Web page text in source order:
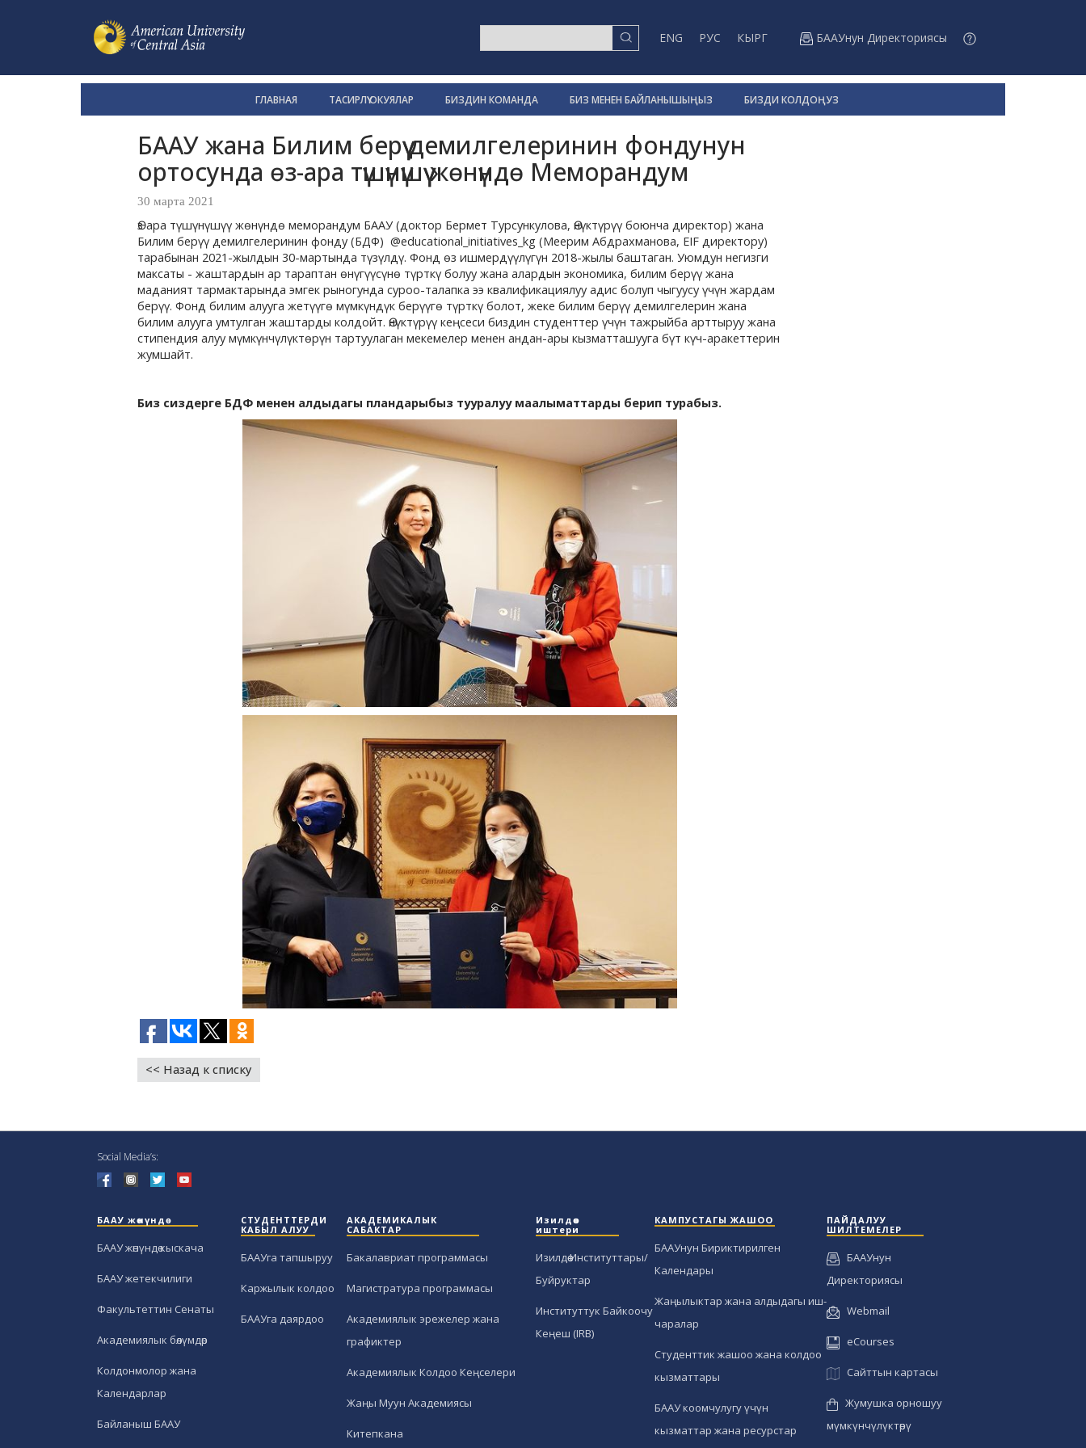
ENG РУС КЫРГ БААУнун Директориясы
ГЛАВНАЯ ТАСИРЛҮҮ ОКУЯЛАР БИЗДИН КОМАНДА БИЗ МЕНЕН БАЙЛАНЫШЫҢЫЗ БИЗДИ КОЛДОҢУЗ
БААУ жана Билим берүү демилгелеринин фондунун
ортосунда өз-ара түшүнүшүү жөнүндө Меморандум
30 марта 2021
Өз ара түшүнүшүү жөнүндө меморандум БААУ (доктор Бермет Турсункулова, Өнүктүрүү боюнча директор) жана
Билим берүү демилгелеринин фонду (БДФ) @educational_initiatives_kg (Меерим Абдрахманова, EIF директору)
тарабынан 2021-жылдын 30-мартында түзүлдү. Фонд өз ишмердүүлүгүн 2018-жылы баштаган. Уюмдун негизги
максаты - жаштардын ар тараптан өнүгүүсүнө түрткү болуу жана алардын экономика, билим берүү жана
маданият тармактарында эмгек рыногунда суроо-талапка ээ квалификациялуу адис болуп чыгуусу үчүн жардам
берүү. Фонд билим алууга жетүүгө мүмкүндүк берүүгө түрткү болот, жеке билим берүү демилгелерин жана
билим алууга умтулган жаштарды колдойт. Өнүктүрүү кеңсеси биздин студенттер үчүн тажрыйба арттыруу жана
стипендия алуу мүмкүнчүлүктөрүн тартуулаган мекемелер менен андан-ары кызматташууга бүт күч-аракеттерин
жумшайт.
Биз сиздерге БДФ менен алдыдагы пландарыбыз тууралуу маалыматтарды берип турабыз.
<< Назад к списку
Social Media’s:
БААУ жөнүндө
БААУ жөнүндө кыскача
БААУ жетекчилиги
Факультеттин Сенаты
Академиялык бөлүмдөр
Колдонмолор жана
Календарлар
Байланыш БААУ
СТУДЕНТТЕРДИ
КАБЫЛ АЛУУ
БААУга тапшыруу
Каржылык колдоо
БААУга даярдоо
АКАДЕМИКАЛЫК
САБАКТАР
Бакалавриат программасы
Магистратура программасы
Академиялык эрежелер жана
графиктер
Академиялык Колдоо Кеңселери
Жаңы Муун Академиясы
Китепкана
Изилдөө
иштери
Изилдөө Институттары/
Буйруктар
Институттук Байкоочу
Кеңеш (IRB)
КАМПУСТАГЫ ЖАШОО
БААУнун Бириктирилген
Календары
Жаңылыктар жана алдыдагы иш-
чаралар
Студенттик жашоо жана колдоо
кызматтары
БААУ коомчулугу үчүн
кызматтар жана ресурстар
ПАЙДАЛУУ
ШИЛТЕМЕЛЕР
БААУнун
Директориясы
Webmail
eCourses
Сайттын картасы
Жумушка орношуу
мүмкүнчүлүктөрү